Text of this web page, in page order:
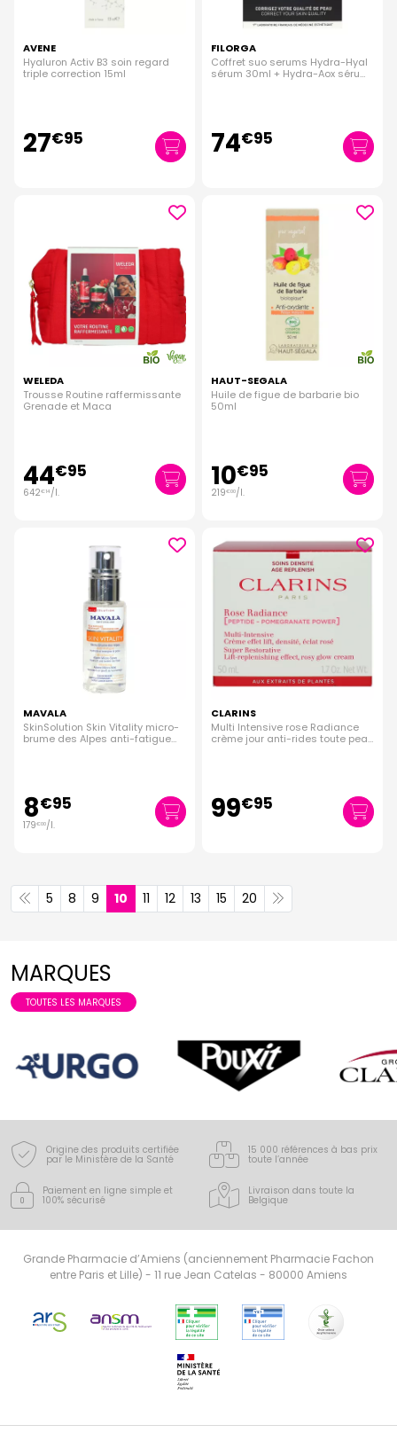
AVENE
Hyaluron Activ B3 soin regard
triple correction 15ml
27€95
FILORGA
Coffret suo serums Hydra-Hyal
sérum 30ml + Hydra-Aox sérum
74€95
WELEDA
Trousse Routine raffermissante
Grenade et Maca
44€95
642€ 14 /l.
HAUT-SEGALA
Huile de figue de barbarie bio
50ml
10€95
219€00/l.
MAVALA
SkinSolution Skin Vitality micro-
brume des Alpes anti-fatigue
8€95
179€00/l.
CLARINS
Multi Intensive rose Radiance
crème jour anti-rides toute peau
99€95
5 8 9 10 11 12 13 15 20
MARQUES
TOUTES LES MARQUES
Origine des produits certifiée
par le Ministère de la Santé
15 000 références à bas prix
toute l’année
Paiement en ligne simple et
100% sécurisé
Livraison dans toute la
Belgique
Grande Pharmacie d’Amiens (anciennement Pharmacie Fachon
entre Paris et Lille) - 11 rue Jean Catelas - 80000 Amiens